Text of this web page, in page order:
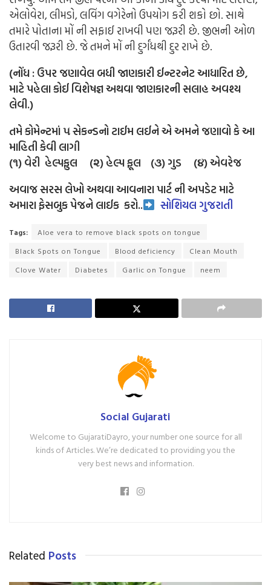
એલોવેરા, લીમડો, લવિંગ વગેરેનો ઉપયોગ કરી શકો છો. સાથે
તમારે પોતાના મોં ની સફાઈ રાખવી પણ જરૂરી છે. જીભની ઓળ
ઉતારવી જરૂરી છે. જે તમને મોં ની દુર્ગંધથી દુર રાખે છે.
(નોંધ : ઉપર જણાવેલ બધી જાણકારી ઈન્ટરનેટ આધારિત છે,
માટે પહેલા કોઈ વિશેષજ્ઞ અથવા જાણકારની સલાહ અવશ્ય
લેવી.)
તમે કોમેન્ટમાં ૫ સેકન્ડનો ટાઈમ લઈને એ અમને જણાવો કે આ
માહિતી કેવી લાગી
(૧) વેરી હેલ્પફુલ (૨) હેલ્પ ફૂલ (૩) ગુડ (૪) એવરેજ
અવાજ સરસ લેખો અથવા આવનારા પાર્ટ ની અપડેટ માટે
અમારા ફેસબુક પેજને લાઈક કરો.. સોશિયલ ગુજરાતી
Tags:
Aloe vera to remove black spots on tongue
Black Spots on Tongue
Blood deficiency
Clean Mouth
Clove Water
Diabetes Garlic on Tongue neem
Social Gujarati
Welcome to GujaratiDayro, your number one source for all
kinds of Articles. We’re dedicated to providing you the
very best news and information.
Related Posts